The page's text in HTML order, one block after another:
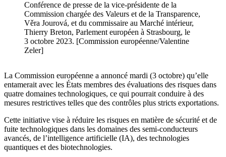
Conférence de presse de la vice-présidente de la
Commission chargée des Valeurs et de la Transparence,
Věra Jourová, et du commissaire au Marché intérieur,
Thierry Breton, Parlement européen à Strasbourg, le
3 octobre 2023. [Commission européenne/Valentine
Zeler]
La Commission européenne a annoncé mardi (3 octobre) qu’elle
entamerait avec les États membres des évaluations des risques dans
quatre domaines technologiques, ce qui pourrait conduire à des
mesures restrictives telles que des contrôles plus stricts exportations.
Cette initiative vise à réduire les risques en matière de sécurité et de
fuite technologiques dans les domaines des semi-conducteurs
avancés, de l’intelligence artificielle (IA), des technologies
quantiques et des biotechnologies.